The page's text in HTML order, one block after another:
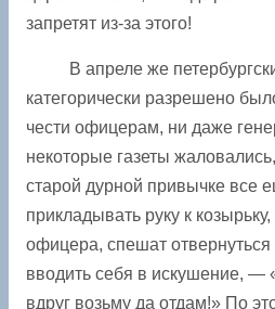
запретят из-за этого!
В апреле же
категорически разрешено
чести офицерам, ни даже
некоторые газеты
старой дурной привычке все
прикладывать руку к
офицера, спешат отвернуться
вводить себя в искушение, —
вдруг возьму да отдам!» По